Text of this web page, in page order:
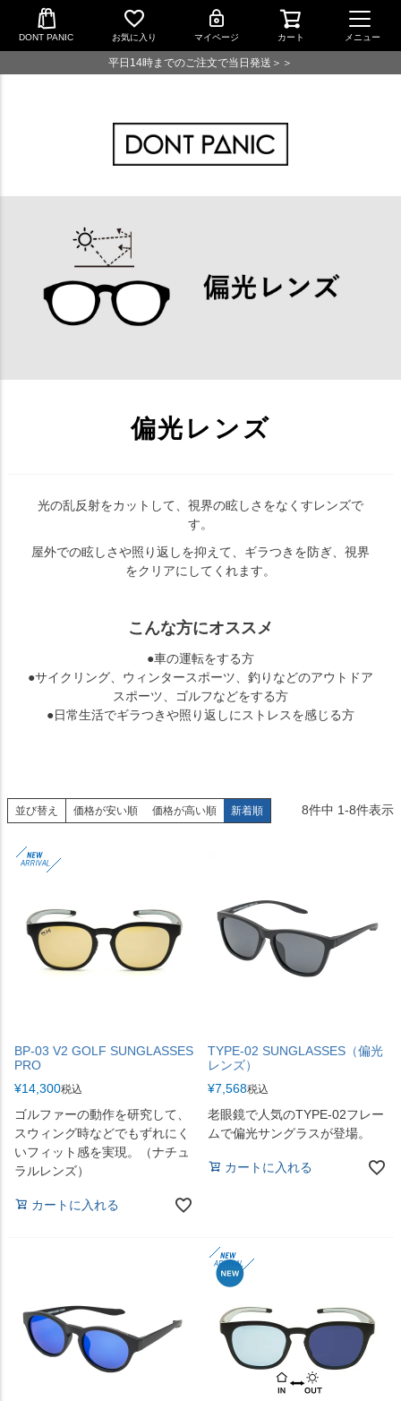
DONT PANIC お気に入り マイページ カート メニュー
平日14時までのご注文で当日発送＞＞
偏光レンズ
光の乱反射をカットして、視界の眩しさをなくすレンズで
す。
屋外での眩しさや照り返しを抑えて、ギラつきを防ぎ、視界
をクリアにしてくれます。
こんな方にオススメ
●車の運転をする方
●サイクリング、ウィンタースポーツ、釣りなどのアウトドア
スポーツ、ゴルフなどをする方
●日常生活でギラつきや照り返しにストレスを感じる方
並び替え 価格が安い順 価格が高い順 新着順 8件中 1-8件表示
BP-03 V2 GOLF SUNGLASSES
PRO
¥14,300税込
ゴルファーの動作を研究して、
スウィング時などでもずれにく
いフィット感を実現。（ナチュ
ラルレンズ）
カートに入れる
TYPE-02 SUNGLASSES（偏光
レンズ）
¥7,568税込
老眼鏡で人気のTYPE-02フレー
ムで偏光サングラスが登場。
カートに入れる